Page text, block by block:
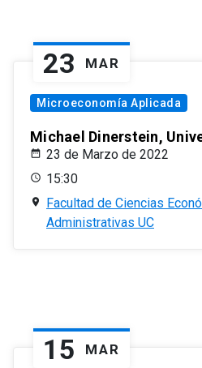
23 MAR
Microeconomía Aplicada
Michael Dinerstein,
23 de Marzo de 2022
15:30
Facultad de Ciencias
Administrativas UC
15 MAR